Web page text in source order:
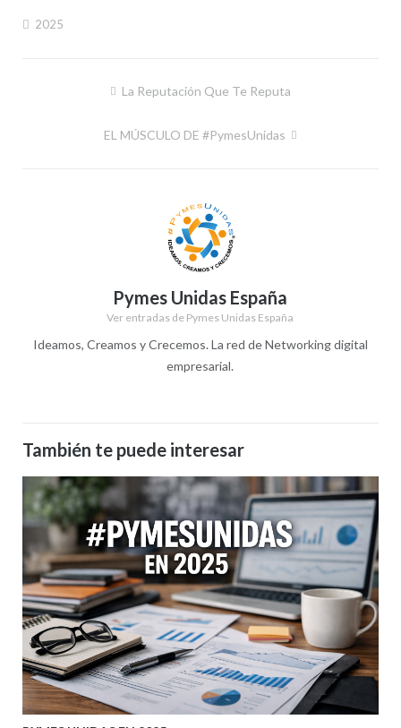
2025
NavegaciónLa Reputación Que Te Reputa
EL MÚSCULO DE #PymesUnidas
Pymes Unidas España
Ver entradas de Pymes Unidas España
Ideamos, Creamos y Crecemos. La red de Networking digital
empresarial.
También te puede interesar